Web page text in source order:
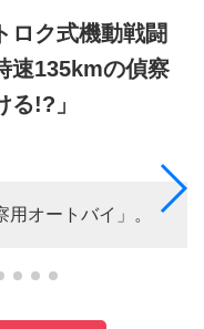
ロク式機動戦闘
速135kmの偵察
る!?」
オートバイ」。